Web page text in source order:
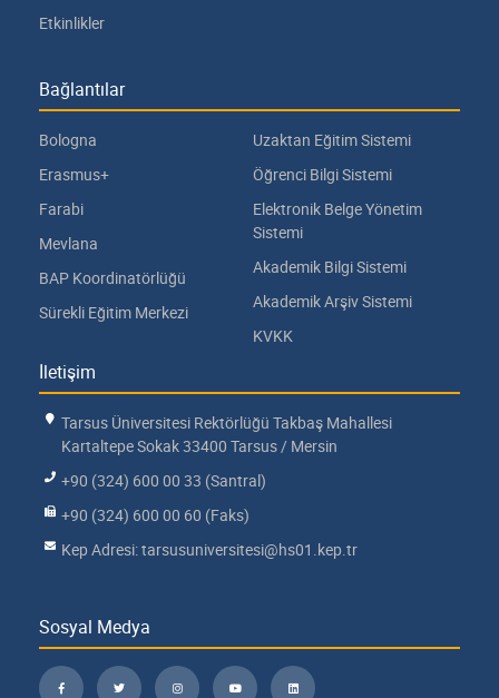
Etkinlikler
Bağlantılar
Bologna
Erasmus+
Farabi
Mevlana
BAP Koordinatörlüğü
Sürekli Eğitim Merkezi
Uzaktan Eğitim Sistemi
Öğrenci Bilgi Sistemi
Elektronik Belge Yönetim
Sistemi
Akademik Bilgi Sistemi
Akademik Arşiv Sistemi
KVKK
İletişim
Tarsus Üniversitesi Rektörlüğü Takbaş Mahallesi
Kartaltepe Sokak 33400 Tarsus / Mersin
+90 (324) 600 00 33 (Santral)
+90 (324) 600 00 60 (Faks)
Kep Adresi: tarsusuniversitesi@hs01.kep.tr
Sosyal Medya